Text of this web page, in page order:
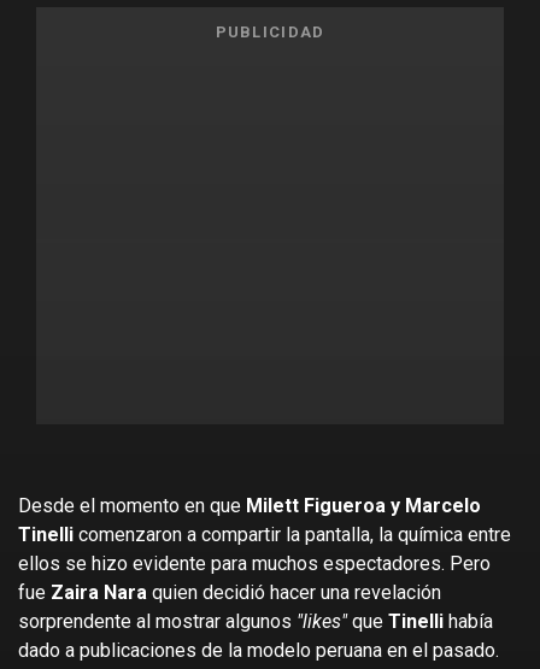
PUBLICIDAD
Desde el momento en que Milett Figueroa y Marcelo
Tinelli comenzaron a compartir la pantalla, la química entre
ellos se hizo evidente para muchos espectadores. Pero
fue Zaira Nara quien decidió hacer una revelación
sorprendente al mostrar algunos "likes"que Tinelli había
dado a publicaciones de la modelo peruana en el pasado.